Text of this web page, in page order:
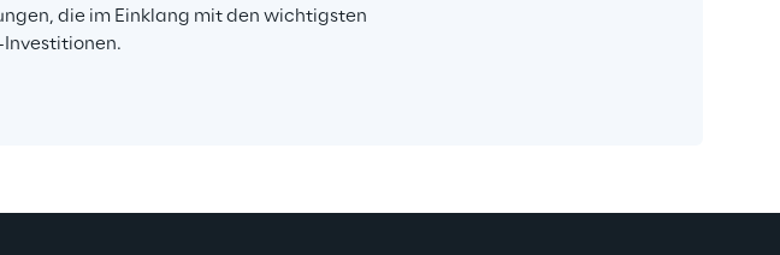
die im Einklang mit den wichtigsten
Investitionen.